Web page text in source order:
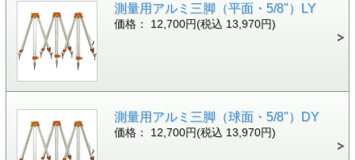
測量用アルミ三脚（平面・5/8"）LY
価格： 12,700円(税込 13,970円)
測量用アルミ三脚（球面・5/8"）DY
価格： 12,700円(税込 13,970円)